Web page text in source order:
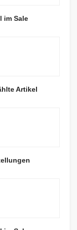
im Sale
Artikel